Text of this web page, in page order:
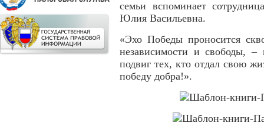
семьи вспоминает
Юлия Васильевна.
«Эхо Победы проносится
независимости и свободы,
подвиг тех, кто отдал свою
победу добра!».